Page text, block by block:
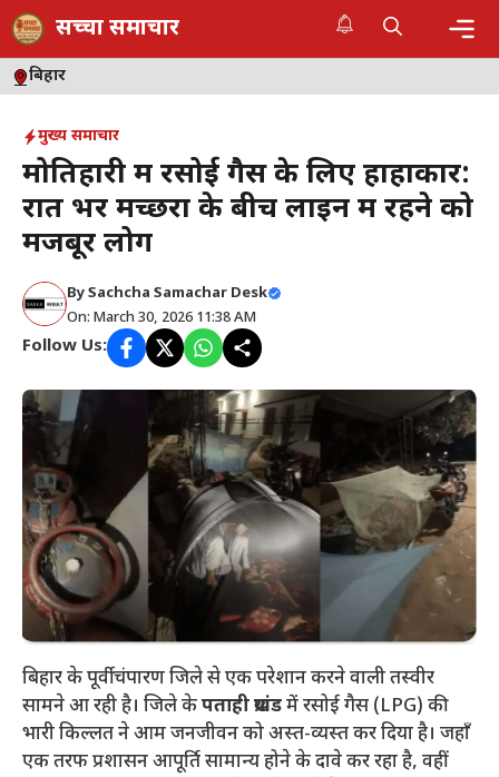
Skip
to
content
सच्चा समाचार
बिहार
मुख्य समाचार
मोतिहारी में रसोई गैस के लिए हाहाकार:
रात भर मच्छरों के बीच लाइन में रहने को
मजबूर लोग
BySachcha Samachar Desk
On: March 30, 2026 11:38 AM
Follow Us:
बिहार के पूर्वी चंपारण जिले से एक परेशान करने वाली तस्वीर
सामने आ रही है। जिले केपताही प्रखंडमें रसोई गैस (LPG) की
भारी किल्लत ने आम जनजीवन को अस्त-व्यस्त कर दिया है। जहाँ
एक तरफ प्रशासन आपूर्ति सामान्य होने के दावे कर रहा है, वहीं